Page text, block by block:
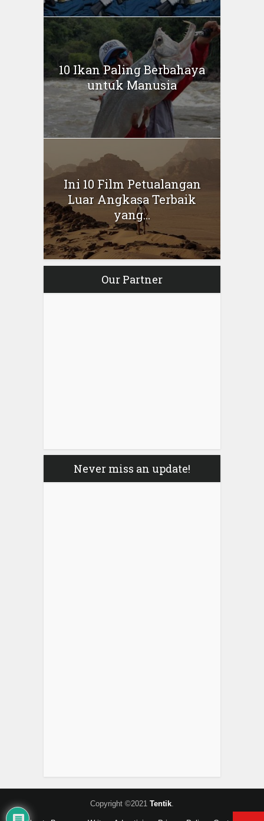
10 Ikan Paling Berbahaya
untuk Manusia
Ini 10 Film Petualangan
Luar Angkasa Terbaik
yang...
Our Partner
Never miss an update!
Copyright ©2021 Tentik.